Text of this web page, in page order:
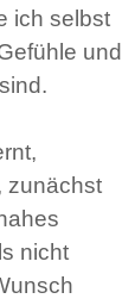
ich selbst
und
zunächst
nicht